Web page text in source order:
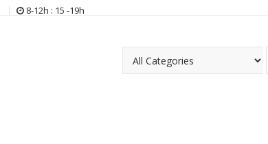
8-12h : 15 -19h